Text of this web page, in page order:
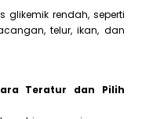
glikemik rendah, seperti
telur, ikan, dan
Teratur dan Pilih